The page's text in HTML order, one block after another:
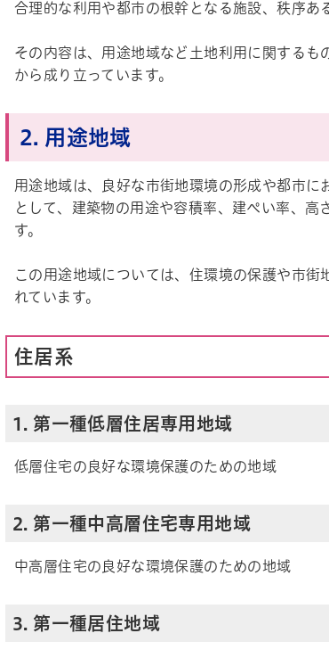
合理的な利用や都市の根幹となる施設、秩序
その内容は、用途地域など土地利用に関する
から成り立っています。
2. 用途地域
用途地域は、良好な市街地環境の形成や都市
として、建築物の用途や容積率、建ぺい率、
す。
この用途地域については、住環境の保護や市
れています。
住居系
1. 第一種低層住居専用地域
低層住宅の良好な環境保護のための地域
2. 第一種中高層住宅専用地域
中高層住宅の良好な環境保護のための地域
3. 第一種居住地域